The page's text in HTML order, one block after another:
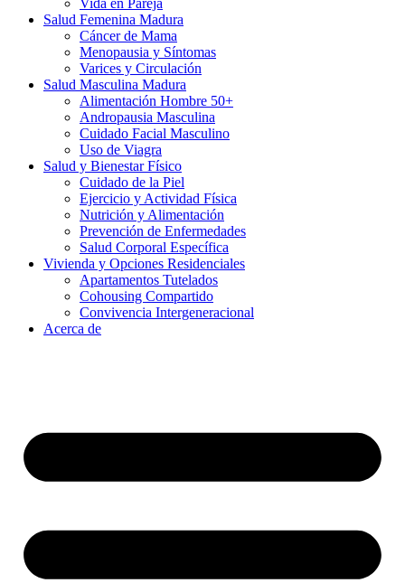
Vida en Pareja
Salud Femenina Madura
Cáncer de Mama
Menopausia y Síntomas
Varices y Circulación
Salud Masculina Madura
Alimentación Hombre 50+
Andropausia Masculina
Cuidado Facial Masculino
Uso de Viagra
Salud y Bienestar Físico
Cuidado de la Piel
Ejercicio y Actividad Física
Nutrición y Alimentación
Prevención de Enfermedades
Salud Corporal Específica
Vivienda y Opciones Residenciales
Apartamentos Tutelados
Cohousing Compartido
Convivencia Intergeneracional
Acerca de